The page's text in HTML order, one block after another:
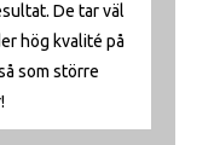
De tar väl
hög kvalité på
som större